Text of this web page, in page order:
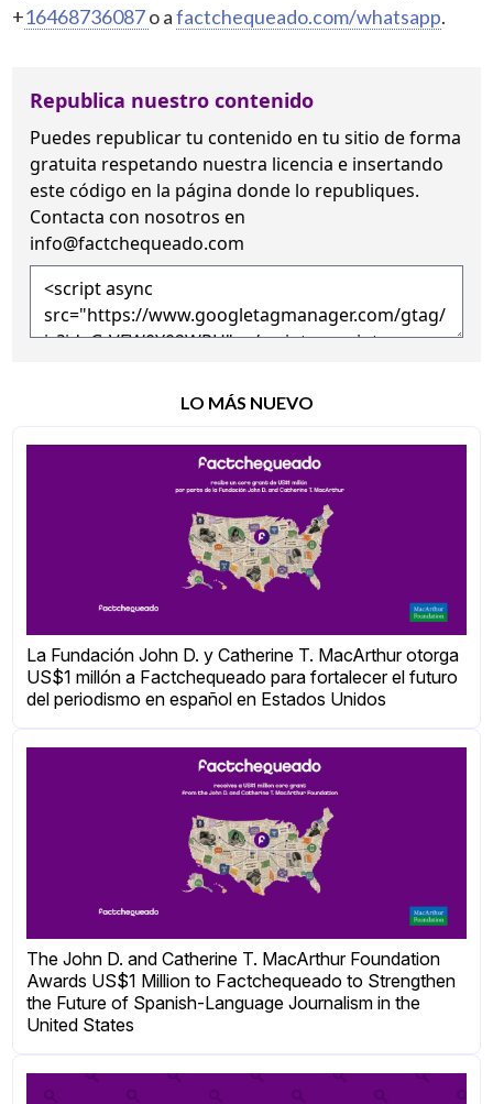
+16468736087o afactchequeado.com/whatsapp.
Republica nuestro contenido
Puedes republicar tu contenido en tu sitio de forma
gratuita respetando nuestra licencia e insertando
este código en la página donde lo republiques.
Contacta con nosotros en
info@factchequeado.com
LO MÁS NUEVO
La Fundación John D. y Catherine T. MacArthur otorga
US$1 millón a Factchequeado para fortalecer el futuro
del periodismo en español en Estados Unidos
The John D. and Catherine T. MacArthur Foundation
Awards US$1 Million to Factchequeado to Strengthen
the Future of Spanish-Language Journalism in the
United States